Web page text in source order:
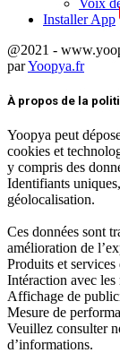
Installer App
@2021 -
parYoopya.fr
À propos de la
Yoopya peut
cookies et
y compris des
Identifiants
géolocalisation.
Ces données sont
amélioration de
Produits et services
Intéraction avec
Affichage de
Mesure de
Veuillez consulter
d’informations.